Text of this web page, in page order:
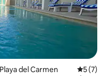
del Carmen
5 (7)